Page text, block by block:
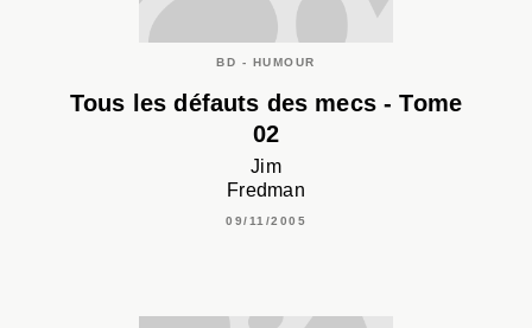
BD - HUMOUR
Tous les défauts des mecs - Tome
02
Jim
Fredman
09/11/2005